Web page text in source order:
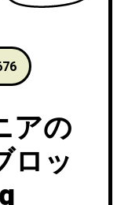
アの
ロッ